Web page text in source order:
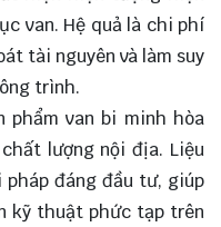
van. Hệ quả là chi phí
tài nguyên và làm suy
trình.
phẩm van bi minh hòa
lượng nội địa. Liệu
đáng đầu tư, giúp
kỹ thuật phức tạp trên